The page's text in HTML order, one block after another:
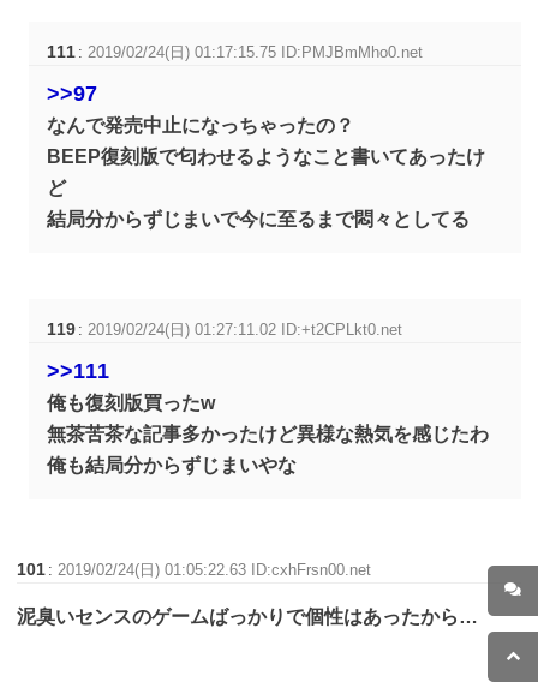
111 : 2019/02/24(日) 01:17:15.75 ID:PMJBmMho0.net
>>97
なんで発売中止になっちゃったの？
BEEP復刻版で匂わせるようなこと書いてあったけ
ど
結局分からずじまいで今に至るまで悶々としてる
119 : 2019/02/24(日) 01:27:11.02 ID:+t2CPLkt0.net
>>111
俺も復刻版買ったw
無茶苦茶な記事多かったけど異様な熱気を感じたわ
俺も結局分からずじまいやな
101 : 2019/02/24(日) 01:05:22.63 ID:cxhFrsn00.net
泥臭いセンスのゲームばっかりで個性はあったから…